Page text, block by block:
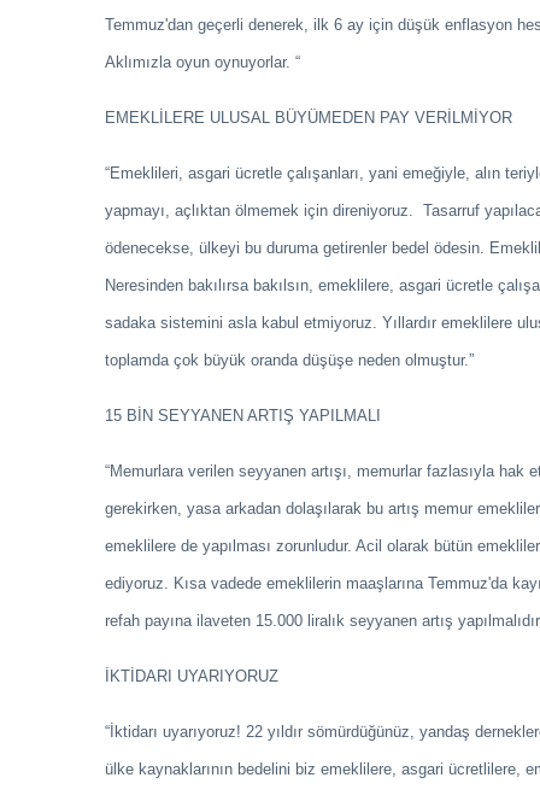
Temmuz'dan geçerli denerek, ilk 6 ay için düşük enflasyon
Aklımızla oyun oynuyorlar. “
EMEKLİLERE ULUSAL BÜYÜMEDEN PAY VERİLMİYOR
“Emeklileri, asgari ücretle çalışanları, yani emeğiyle, alın
yapmayı, açlıktan ölmemek için direniyoruz. Tasarruf
ödenecekse, ülkeyi bu duruma getirenler bedel ödesin.
Neresinden bakılırsa bakılsın, emeklilere, asgari ücretle
sadaka sistemini asla kabul etmiyoruz. Yıllardır emeklilere
toplamda çok büyük oranda düşüşe neden olmuştur.”
15 BİN SEYYANEN ARTIŞ YAPILMALI
“Memurlara verilen seyyanen artışı, memurlar fazlasıyla
gerekirken, yasa arkadan dolaşılarak bu artış memur
emeklilere de yapılması zorunludur. Acil olarak bütün
ediyoruz. Kısa vadede emeklilerin maaşlarına Temmuz'da
refah payına ilaveten 15.000 liralık seyyanen artış
İKTİDARI UYARIYORUZ
“İktidarı uyarıyoruz! 22 yıldır sömürdüğünüz, yandaş
ülke kaynaklarının bedelini biz emeklilere, asgari